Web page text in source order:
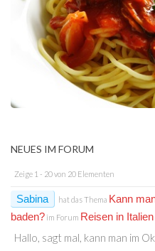
NEUES IM FORUM
Zeige 1 - 20 von 20 Elementen
Sabina hat das Thema Kann
baden? im Forum Reisen in Italien
Hallo, sagt mal, kann man im